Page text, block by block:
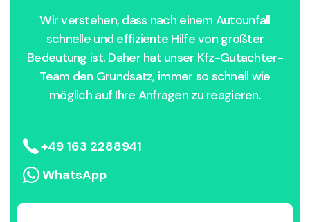
Wir verstehen, dass nach einem Autounfall
schnelle und effiziente Hilfe von größter
Bedeutung ist. Daher hat unser Kfz-Gutachter-
Team den Grundsatz, immer so schnell wie
möglich auf Ihre Anfragen zu reagieren.
+49 163 2288941
WhatsApp